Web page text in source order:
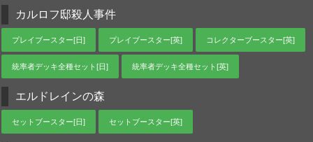
カルロフ邸殺人事件
プレイブースター[日] プレイブースター[英] コレクターブースター[英]
統率者デッキ全種セット[日] 統率者デッキ全種セット[英]
エルドレインの森
セットブースター[日] セットブースター[英]